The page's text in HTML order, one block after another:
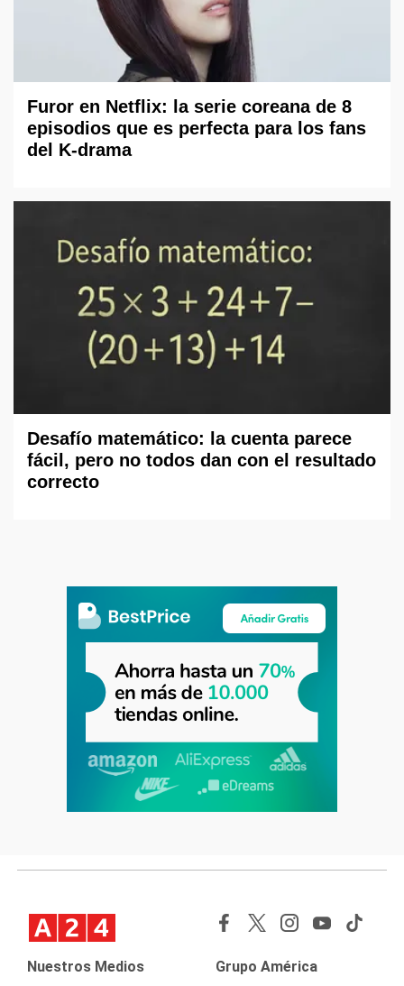
Furor en Netflix: la serie coreana de 8
episodios que es perfecta para los fans
del K-drama
Desafío matemático: la cuenta parece
fácil, pero no todos dan con el resultado
correcto
Nuestros Medios Grupo América